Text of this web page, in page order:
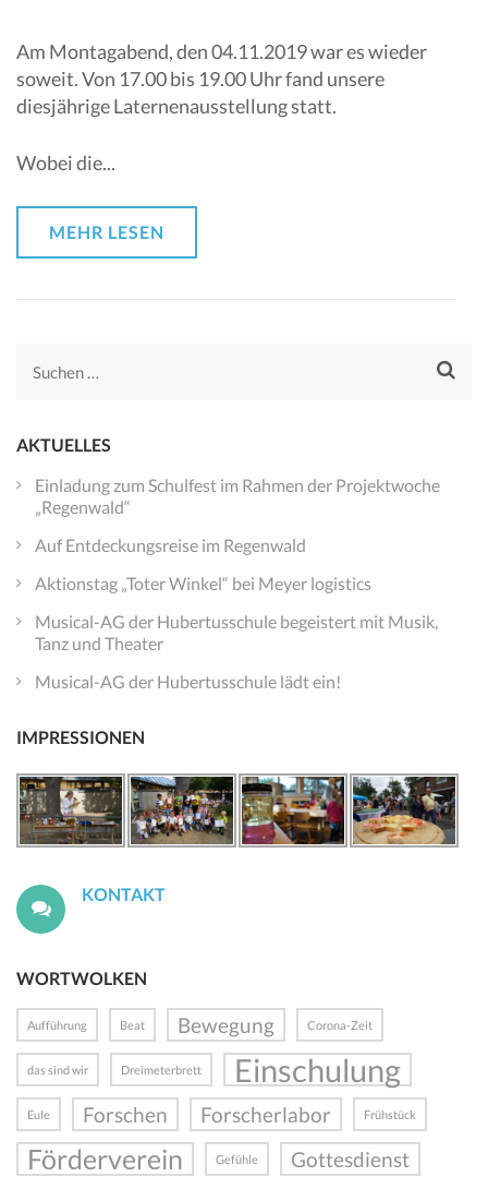
Am Montagabend, den 04.11.2019 war es wieder
soweit. Von 17.00 bis 19.00 Uhr fand unsere
diesjährige Laternenausstellung statt.
Wobei die...
MEHR LESEN
Suchen
AKTUELLES
Einladung zum Schulfest im Rahmen der Projektwoche
„Regenwald“
Auf Entdeckungsreise im Regenwald
Aktionstag „Toter Winkel“ bei Meyer logistics
Musical-AG der Hubertusschule begeistert mit Musik,
Tanz und Theater
Musical-AG der Hubertusschule lädt ein!
IMPRESSIONEN
KONTAKT
WORTWOLKEN
Aufführung Beat Bewegung Corona-Zeit
das sind wir Dreimeterbrett Einschulung
Eule Forschen Forscherlabor Frühstück
Förderverein Gefühle Gottesdienst